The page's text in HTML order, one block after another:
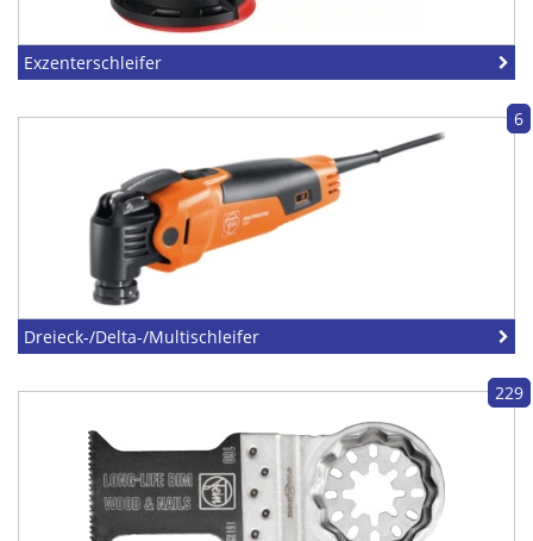
Exzenterschleifer
6
Dreieck-/Delta-/Multischleifer
229